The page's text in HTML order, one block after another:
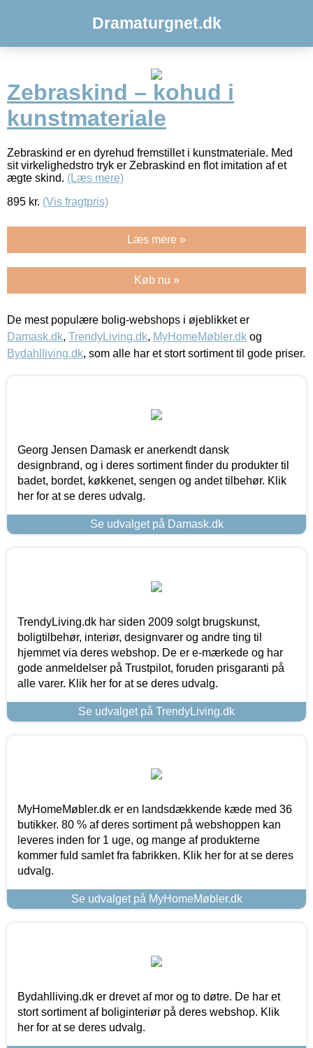
Dramaturgnet.dk
Zebraskind – kohud i
kunstmateriale
Zebraskind er en dyrehud fremstillet i kunstmateriale. Med
sit virkelighedstro tryk er Zebraskind en flot imitation af et
ægte skind. (Læs mere)
895 kr. (Vis fragtpris)
Læs mere »
Køb nu »
De mest populære bolig-webshops i øjeblikket er
Damask.dk, TrendyLiving.dk, MyHomeMøbler.dk og
Bydahlliving.dk, som alle har et stort sortiment til gode priser.
Georg Jensen Damask er anerkendt dansk
designbrand, og i deres sortiment finder du produkter til
badet, bordet, køkkenet, sengen og andet tilbehør. Klik
her for at se deres udvalg.
Se udvalget på Damask.dk
TrendyLiving.dk har siden 2009 solgt brugskunst,
boligtilbehør, interiør, designvarer og andre ting til
hjemmet via deres webshop. De er e-mærkede og har
gode anmeldelser på Trustpilot, foruden prisgaranti på
alle varer. Klik her for at se deres udvalg.
Se udvalget på TrendyLiving.dk
MyHomeMøbler.dk er en landsdækkende kæde med 36
butikker. 80 % af deres sortiment på webshoppen kan
leveres inden for 1 uge, og mange af produkterne
kommer fuld samlet fra fabrikken. Klik her for at se deres
udvalg.
Se udvalget på MyHomeMøbler.dk
Bydahlliving.dk er drevet af mor og to døtre. De har et
stort sortiment af boliginteriør på deres webshop. Klik
her for at se deres udvalg.